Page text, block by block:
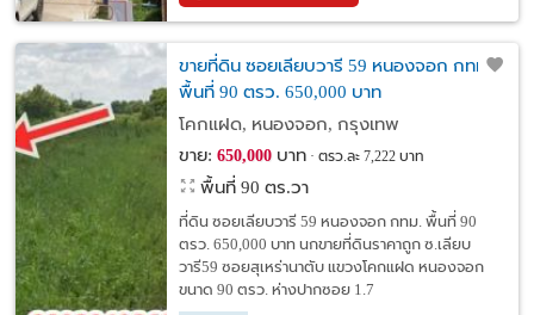
ขายที่ดิน ซอยเลียบวารี 59 หนองจอก กทม.
พื้นที่ 90 ตรว. 650,000 บาท
โคกแฝด, หนองจอก, กรุงเทพ
ขาย: 650,000บาท ตรว.ละ 7,222 บาท
พื้นที่ 90 ตร.วา
ที่ดิน ซอยเลียบวารี 59 หนองจอก กทม. พื้นที่ 90
ตรว. 650,000 บาท นกขายที่ดินราคาถูก ซ.เลียบ
วารี59 ซอยสุเหร่านาตับ แขวงโคกแฝด หนองจอก
ขนาด 90 ตรว. ห่างปากซอย 1.7